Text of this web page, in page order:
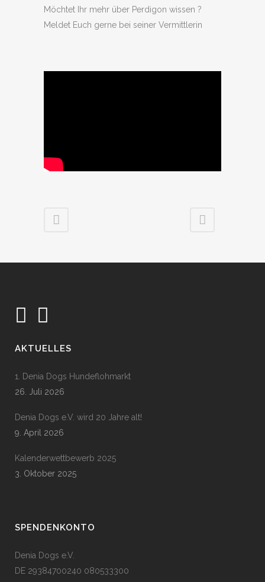
Möchtet Ihr mehr über Perdigon wissen ?
Meldet Euch gerne bei seiner Vermittlerin
AKTUELLES
1. Denia Dogs Hundeflohmarkt
26. Juli 2026
Denia Dogs e.V. wird 20 Jahre alt!
9. April 2026
Kalenderwettbewerb 2025
3. Oktober 2025
SPENDENKONTO
Denia Dogs e.V.
DE 29384700240 080533300